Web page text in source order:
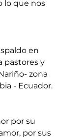
lo que nos
en
pastores y
zona
- Ecuador.
por su
por sus